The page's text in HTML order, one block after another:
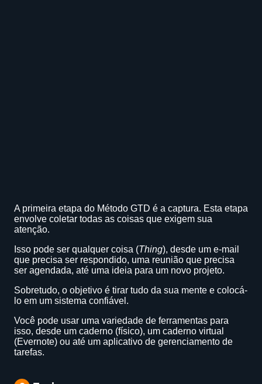
A primeira etapa do Método GTD é a captura. Esta etapa
envolve coletar todas as coisas que exigem sua
atenção.
Isso pode ser qualquer coisa (Thing), desde um e-mail
que precisa ser respondido, uma reunião que precisa
ser agendada, até uma ideia para um novo projeto.
Sobretudo, o objetivo é tirar tudo da sua mente e colocá-
lo em um sistema confiável.
Você pode usar uma variedade de ferramentas para
isso, desde um caderno (físico), um caderno virtual
(Evernote) ou até um aplicativo de gerenciamento de
tarefas.